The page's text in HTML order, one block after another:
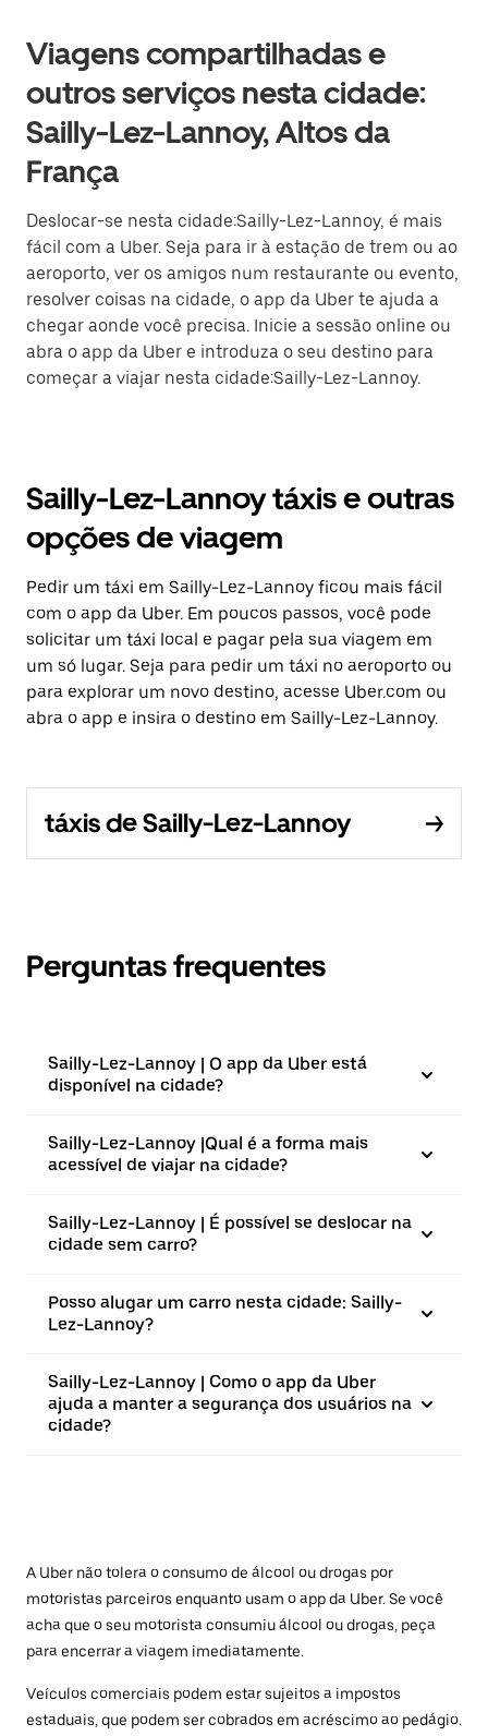
Viagens compartilhadas e
outros serviços nesta cidade:
Sailly-Lez-Lannoy, Altos da
França
Deslocar-se nesta cidade:Sailly-Lez-Lannoy, é mais
fácil com a Uber. Seja para ir à estação de trem ou ao
aeroporto, ver os amigos num restaurante ou evento,
resolver coisas na cidade, o app da Uber te ajuda a
chegar aonde você precisa. Inicie a sessão online ou
abra o app da Uber e introduza o seu destino para
começar a viajar nesta cidade:Sailly-Lez-Lannoy.
Sailly-Lez-Lannoy táxis e outras
opções de viagem
Pedir um táxi em Sailly-Lez-Lannoy ficou mais fácil
com o app da Uber. Em poucos passos, você pode
solicitar um táxi local e pagar pela sua viagem em
um só lugar. Seja para pedir um táxi no aeroporto ou
para explorar um novo destino, acesse Uber.com ou
abra o app e insira o destino em Sailly-Lez-Lannoy.
táxis de Sailly-Lez-Lannoy
Perguntas frequentes
Sailly-Lez-Lannoy | O app da Uber está
disponível na cidade?
Sailly-Lez-Lannoy |⁠Qual é a forma mais
acessível de viajar na cidade?
Sailly-Lez-Lannoy | É possível se deslocar na
cidade sem carro?
Posso alugar um carro nesta cidade: Sailly-
Lez-Lannoy?
Sailly-Lez-Lannoy | Como o app da Uber
ajuda a manter a segurança dos usuários na
cidade?
A Uber não tolera o consumo de álcool ou drogas por
motoristas parceiros enquanto usam o app da Uber. Se você
acha que o seu motorista consumiu álcool ou drogas, peça
para encerrar a viagem imediatamente.
Veículos comerciais podem estar sujeitos a impostos
estaduais, que podem ser cobrados em acréscimo ao pedágio.